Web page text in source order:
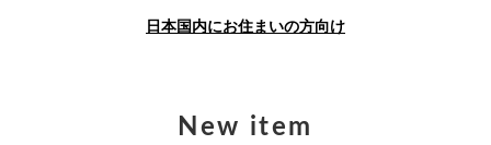
日本国内にお住まいの方向け
New item